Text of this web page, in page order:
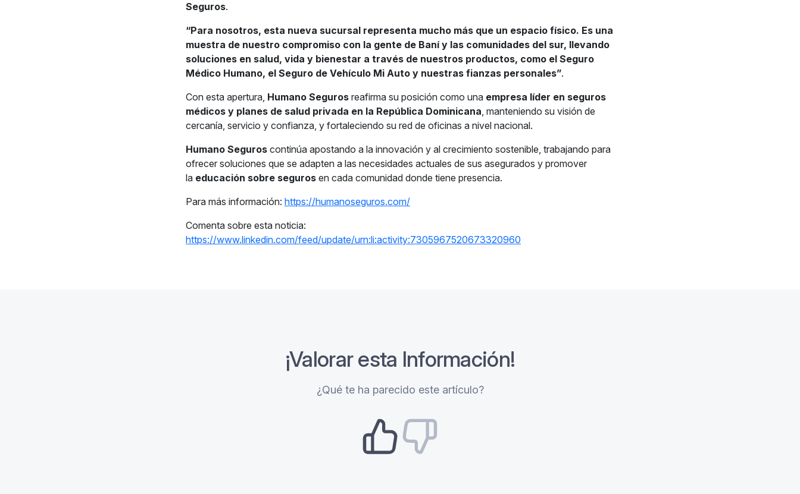
Seguros.
“Para nosotros, esta nueva sucursal representa mucho más que un espacio físico. Es una
muestra de nuestro compromiso con la gente de Baní y las comunidades del sur, llevando
soluciones en salud, vida y bienestar a través de nuestros productos, como el Seguro
Médico Humano, el Seguro de Vehículo Mi Auto y nuestras fianzas personales”.
Con esta apertura, Humano Seguros reafirma su posición como una empresa líder en seguros
médicos y planes de salud privada en la República Dominicana, manteniendo su visión de
cercanía, servicio y confianza, y fortaleciendo su red de oficinas a nivel nacional.
Humano Seguros continúa apostando a la innovación y al crecimiento sostenible, trabajando para
ofrecer soluciones que se adapten a las necesidades actuales de sus asegurados y promover
la educación sobre seguros en cada comunidad donde tiene presencia.
Para más información: https://humanoseguros.com/
Comenta sobre esta noticia:
https://www.linkedin.com/feed/update/urn:li:activity:7305967520673320960
¡Valorar esta Información!
¿Qué te ha parecido este artículo?